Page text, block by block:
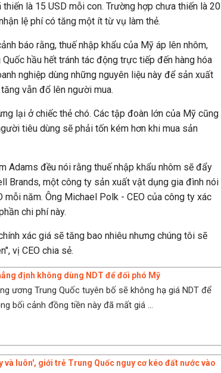
là 15 USD mỗi con. Trường hợp chưa thiến là 20
lệ phí có tăng một ít từ vụ làm thẻ.
báo rằng, thuế nhập khẩu của Mỹ áp lên nhôm,
hầu hết tránh tác động trực tiếp đến hàng hóa
nghiệp dùng những nguyên liệu này để sản xuất
vẫn đổ lên người mua.
lại ở chiếc thẻ chó. Các tập đoàn lớn của Mỹ cũng
tiêu dùng sẽ phải tốn kém hơn khi mua sản
Adams đều nói rằng thuế nhập khẩu nhôm sẽ đẩy
Brands, một công ty sản xuất vật dụng gia đình nói
mỗi năm. Ông Michael Polk - CEO của công ty xác
chi phí này.
xác giá sẽ tăng bao nhiêu nhưng chúng tôi sẽ
vị CEO chia sẻ.
định không dùng NDT để đối phó Mỹ
ương Trung Quốc tuyên bố sẽ không hạ giá NDT để
bối cảnh đồng tiền này đã mất giá ...
và luôn', giới trẻ Trung Quốc nguy cơ kéo đất nước vào